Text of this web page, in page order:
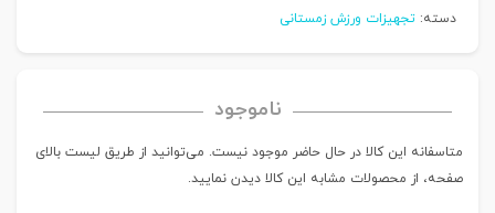
دسته: تجهیزات ورزش زمستانی
ناموجود
متاسفانه این کالا در حال حاضر موجود نیست. می‌توانید از طریق لیست بالای
صفحه، از محصولات مشابه این کالا دیدن نمایید.